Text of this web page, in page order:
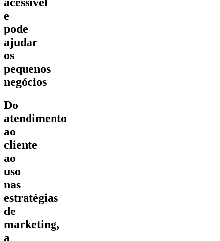
e
pode
ajudar
os
pequenos
negócios
Do
atendimento
ao
cliente
ao
uso
nas
estratégias
de
marketing,
a